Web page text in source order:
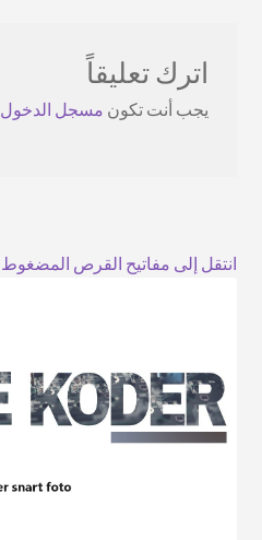
اترك تعليقاً
يجب أنت تكون مسجل الدخول
انتقل إلى مفاتيح القرص المضغوط